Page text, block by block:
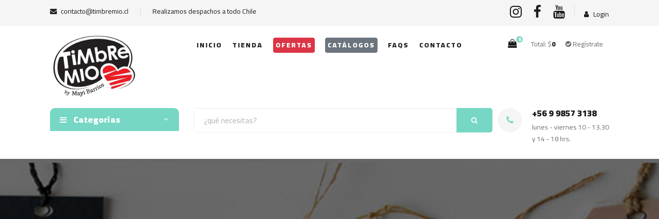
contacto@timbremio.cl Realizamos despachos a todo Chile Login
INICIO TIENDA OFERTAS CATÁLOGOS FAQS CONTACTO 0 Total: $0 Regístrate
Categorías +56 9 9857 3138
lunes - viernes 10 - 13.30
y 14 - 18 hrs.